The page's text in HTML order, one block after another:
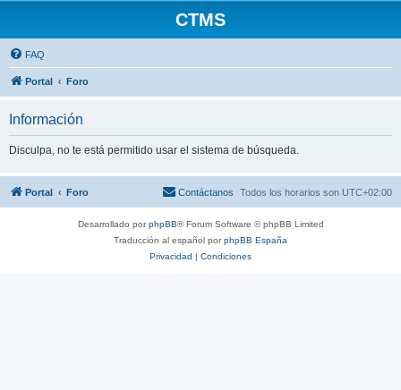
CTMS
FAQ
Portal Foro
Información
Disculpa, no te está permitido usar el sistema de búsqueda.
Portal Foro Todos los horarios son UTC+02:00
Contáctanos
Desarrollado porphpBB® Forum Software © phpBB Limited
Traducción al español porphpBB España
Privacidad | Condiciones